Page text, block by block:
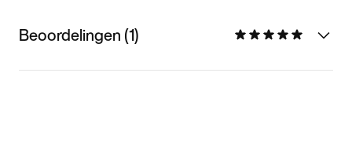
Beoordelingen (1)